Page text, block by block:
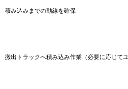
積み込みまでの動線を確保
搬出トラックへ積み込み作業（必要に応じて